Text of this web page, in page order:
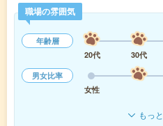
職場の雰囲気
年齢層
20代
30代
男女比率
女性
もっ